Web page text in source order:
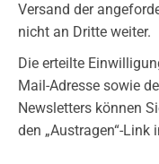
Versand der
nicht an Dritte weiter.
Die erteilte
Mail-Adresse sowie
Newsletters können
den „Austragen“-Link